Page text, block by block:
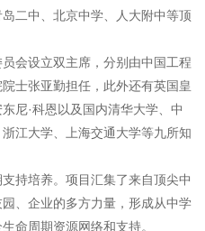
二中、北京中学、人大附中等顶
会设立双主席，分别由中国工程
士张亚勤担任，此外还有英国皇
尼·科恩以及国内清华大学、中
江大学、上海交通大学等九所知
持培养。项目汇集了来自顶尖中
、企业的多方力量，形成从中学
命周期资源网络和支持。